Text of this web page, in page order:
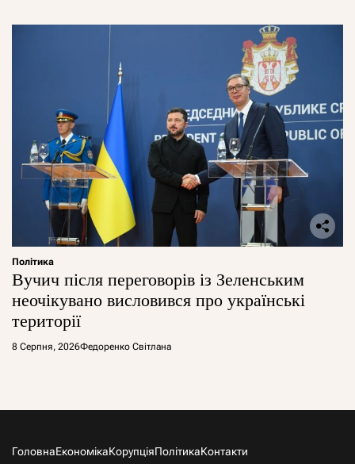
Політика
Вучич після переговорів із Зеленським
неочікувано висловився про українські
території
8 Серпня, 2026Федоренко Світлана
ГоловнаЕкономікаКорупціяПолітикаКонтакти